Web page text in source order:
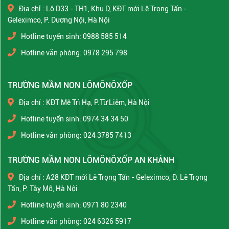
Địa chỉ : Lô D33 - TH1, Khu D, KĐT mới Lê Trọng Tấn -
Geleximco, P. Dương Nội, Hà Nội
Hotline tuyển sinh: 0988 585 514
Hotline văn phòng: 0978 295 798
TRƯỜNG MẦM NON LÔMÔNÔXỐP
Địa chỉ : KĐT Mễ Trì Hạ, P.Từ Liêm, Hà Nội
Hotline tuyển sinh: 0974 34 34 50
Hotline văn phòng: 024 3785 7413
TRƯỜNG MẦM NON LÔMÔNÔXỐP AN KHÁNH
Địa chỉ : A28 KĐT mới Lê Trọng Tấn - Geleximco, Đ. Lê Trọng
Tấn, P. Tây Mỗ, Hà Nội
Hotline tuyển sinh: 0971 80 2340
Hotline văn phòng: 024 6326 5917